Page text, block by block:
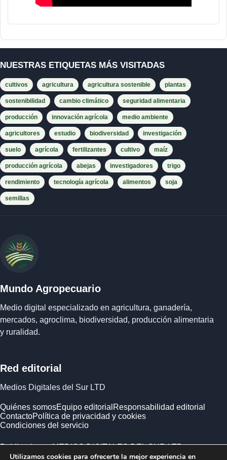
NUESTRAS ETIQUETAS MÁS VISITADAS
cultivos agricultura agricultura sostenible plantas
sostenibilidad cambio climático seguridad alimentaria
producción innovación agrícola medio ambiente
agricultores estudio biodiversidad investigación
suelo agrícola fertilizantes cultivo maíz
producción agrícola abejas investigadores trigo
rendimiento tecnología agrícola alimentos soja
semillas
Mundo Agropecuario
Medio digital especializado en agricultura, ganadería,
mercados, agroclima, biodiversidad, producción alimentaria
y ruralidad.
Red editorial
Medios Digitales del Sur LTD
Quiénes somosEquipo editorial Responsabilidad editorial
ContactoPolítica de privacidad y cookies
Condiciones del servicio
Publicado por MEDIOS DIGITALES DEL SUR LTD ·
Utilizamos cookies para ofrecerte la mejor experiencia en